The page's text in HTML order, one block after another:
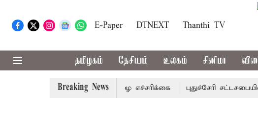
E-Paper DTNEXT Thanthi TV
தமிழகம் தேசியம் உலகம் சினிமா
Breaking News
மாவட்டங்களுக்கு கன மழை எச்சரிக்கை புதுச்சேரி சட்டசபையில்